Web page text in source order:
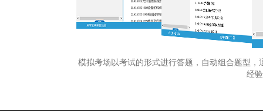
模拟考场以考试的形式进行答题，自动组合题型
经